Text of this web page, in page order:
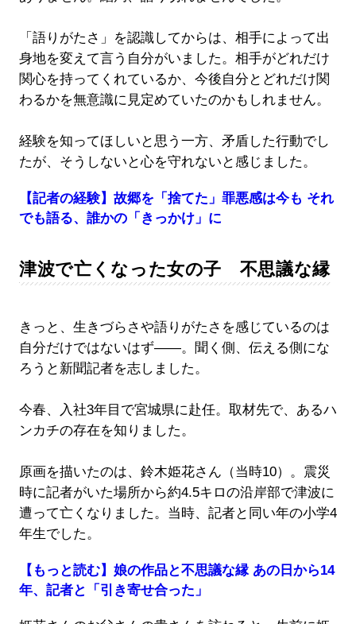
「語りがたさ」を認識してからは、相手によって出
身地を変えて言う自分がいました。相手がどれだけ
関心を持ってくれているか、今後自分とどれだけ関
わるかを無意識に見定めていたのかもしれません。
経験を知ってほしいと思う一方、矛盾した行動でし
たが、そうしないと心を守れないと感じました。
【記者の経験】故郷を「捨てた」罪悪感は今も それ
でも語る、誰かの「きっかけ」に
津波で亡くなった女の子 不思議な縁
きっと、生きづらさや語りがたさを感じているのは
自分だけではないはず――。聞く側、伝える側にな
ろうと新聞記者を志しました。
今春、入社3年目で宮城県に赴任。取材先で、あるハ
ンカチの存在を知りました。
原画を描いたのは、鈴木姫花さん（当時10）。震災
時に記者がいた場所から約4.5キロの沿岸部で津波に
遭って亡くなりました。当時、記者と同い年の小学4
年生でした。
【もっと読む】娘の作品と不思議な縁 あの日から14
年、記者と「引き寄せ合った」